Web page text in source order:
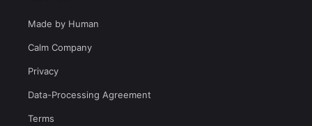
Made by Human
Calm Company
Privacy
Data-Processing Agreement
Terms